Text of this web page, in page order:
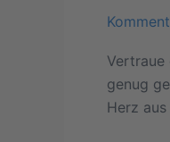
genug
Herz
in